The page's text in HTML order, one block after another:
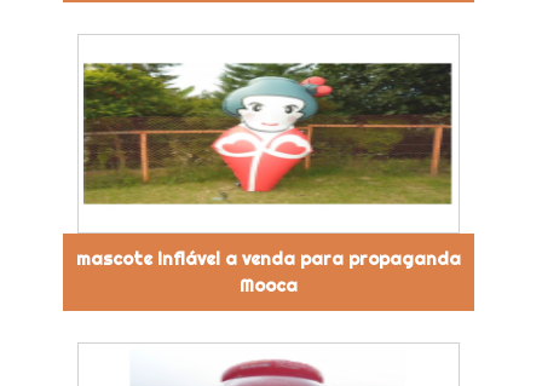
mascote inflável a venda para propaganda
Mooca